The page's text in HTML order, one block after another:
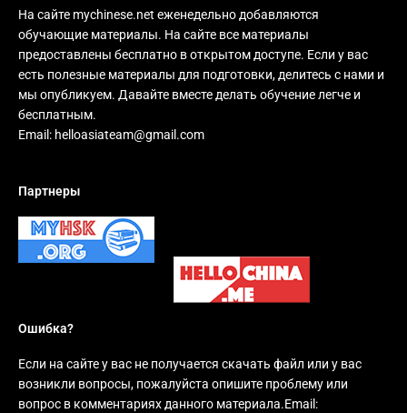
На сайте mychinese.net еженедельно добавляются
обучающие материалы. На сайте все материалы
предоставлены бесплатно в открытом доступе. Если у вас
есть полезные материалы для подготовки, делитесь с нами и
мы опубликуем. Давайте вместе делать обучение легче и
бесплатным.
Email: helloasiateam@gmail.com
Партнеры
Ошибка?
Если на сайте у вас не получается скачать файл или у вас
возникли вопросы, пожалуйста опишите проблему или
вопрос в комментариях данного материала.Email: